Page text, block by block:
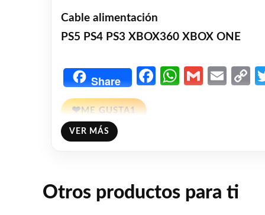
Cable alimentación
PS5 PS4 PS3 XBOX360 XBOX ONE
Share Facebook
Gmail
❤ME GUSTA1
👍 1 persona recomienda este producto
VER MÁS
Otros productos para ti